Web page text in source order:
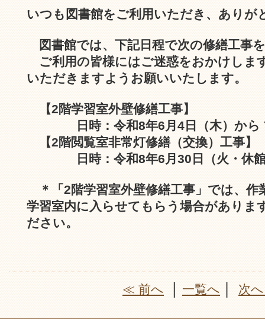
いつも図書館をご利用いただき、ありが
図書館では、下記日程で次の修繕工事
ご利用の皆様にはご迷惑をおかけしま
いただきますようお願いいたします。
【2階学習室外壁修繕工事】
日時：令和8年6月4日（木）から 7
【2階閲覧室非常灯修繕（交換）工事】
日時：令和8年6月30日（火・休館
＊「2階学習室外壁修繕工事」では、
学習室内に入らせてもらう場合がありま
ださい。
≪ 前へ 一覧へ 次